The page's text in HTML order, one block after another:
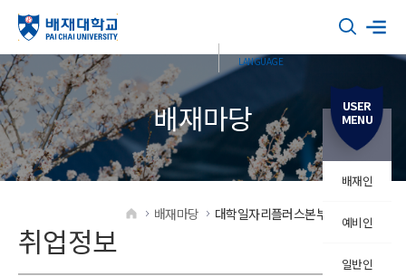
배재마당
취업정보HOME
배재마당 대학일자리플러스본부 취업정보
USER
MENU
배재인
예비인
일반인